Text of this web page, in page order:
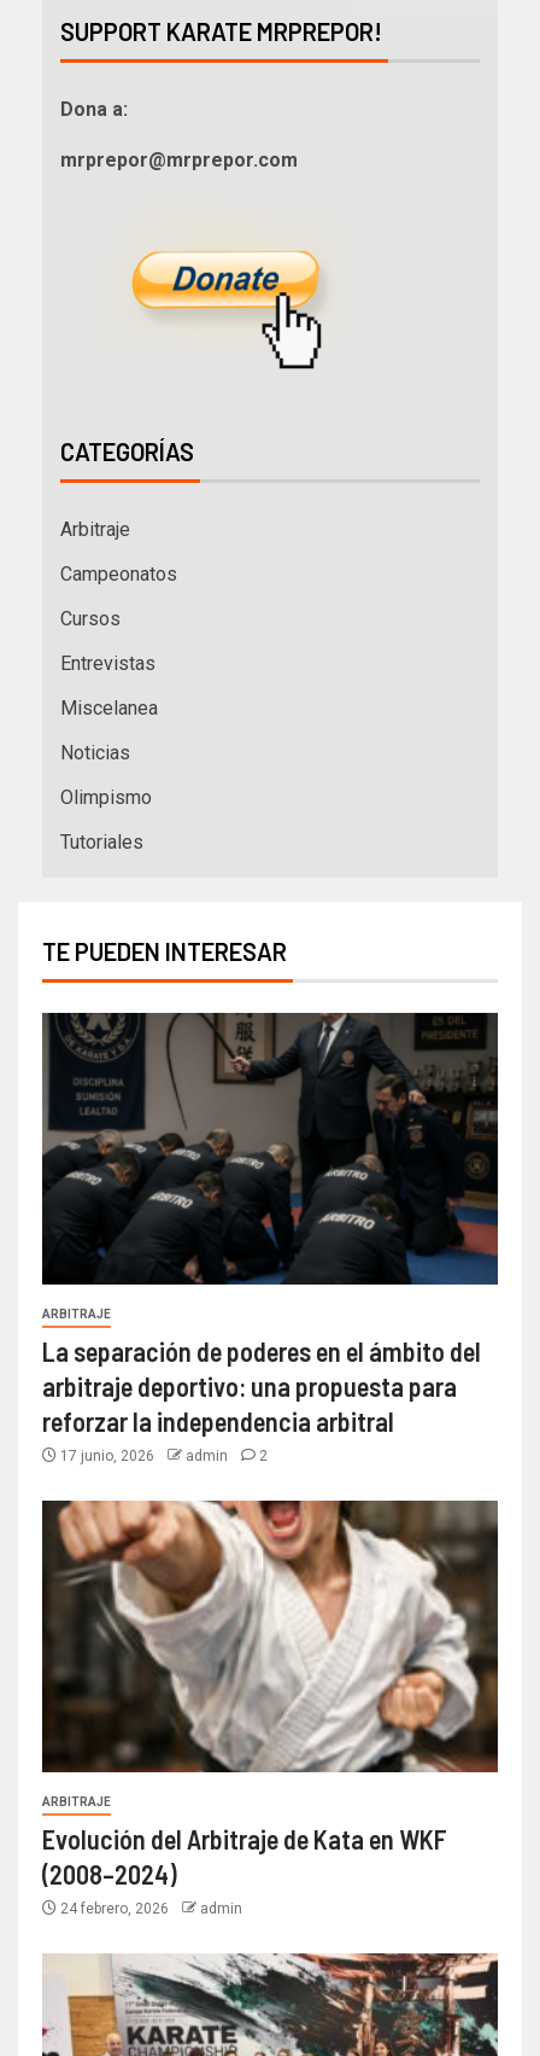
SUPPORT KARATE MRPREPOR!
Dona a:
mrprepor@mrprepor.com
CATEGORÍAS
Arbitraje
Campeonatos
Cursos
Entrevistas
Miscelanea
Noticias
Olimpismo
Tutoriales
TE PUEDEN INTERESAR
ARBITRAJE
La separación de poderes en el ámbito del
arbitraje deportivo: una propuesta para
reforzar la independencia arbitral
17 junio, 2026 admin 2
ARBITRAJE
Evolución del Arbitraje de Kata en WKF
(2008–2024)
24 febrero, 2026 admin